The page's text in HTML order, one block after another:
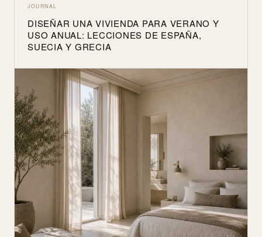
JOURNAL
DISEÑAR UNA VIVIENDA PARA VERANO Y
USO ANUAL: LECCIONES DE ESPAÑA,
SUECIA Y GRECIA